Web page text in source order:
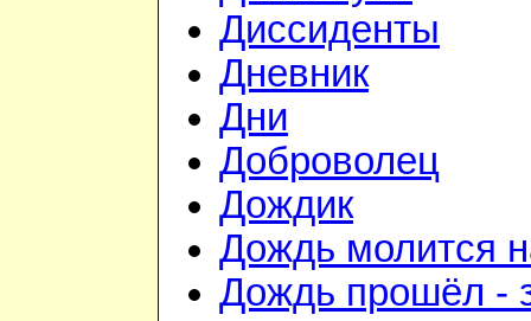
Диссиденты
Дневник
Дни
Доброволец
Дождик
Дождь молится
Дождь прошёл -